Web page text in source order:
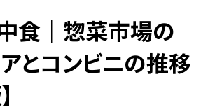
食｜惣菜市場の
とコンビニの推移